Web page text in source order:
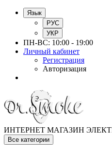
Язык
РУС
УКР
ПН-ВС: 10:00 - 19:00
Личный кабинет
Регистрация
Авторизация
ИНТЕРНЕТ МАГАЗИН
Все категории